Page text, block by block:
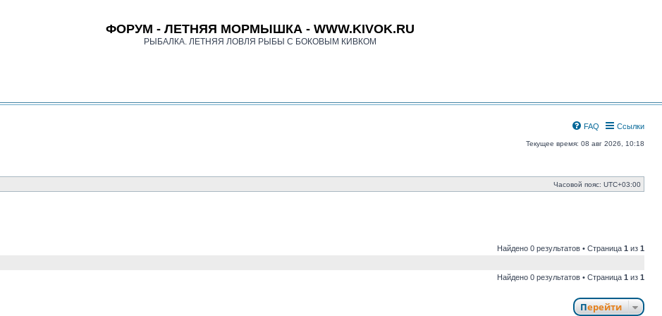
ФОРУМ - ЛЕТНЯЯ МОРМЫШКА - WWW.KIVOK.RU
РЫБАЛКА. ЛЕТНЯЯ ЛОВЛЯ РЫБЫ С БОКОВЫМ КИВКОМ
Ссылки
FAQ
Текущее время: 08 авг 2026, 10:18
Часовой пояс: UTC+03:00
Найдено 0 результатов • Страница 1 из 1
Найдено 0 результатов • Страница 1 из 1
Перейти